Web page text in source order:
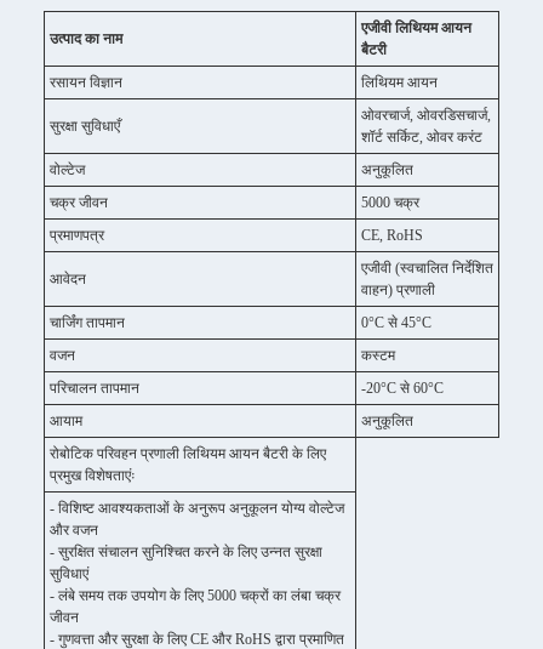
उत्पाद का नाम
एजीवी लिथियम आयन
बैटरी
रसायन विज्ञान
लिथियम आयन
सुरक्षा सुविधाएँ
ओवरचार्ज, ओवरडिसचार्ज,
शॉर्ट सर्किट, ओवर करंट
वोल्टेज
अनुकूलित
चक्र जीवन
5000 चक्र
प्रमाणपत्र
CE, RoHS
आवेदन
एजीवी (स्वचालित निर्देशित
वाहन) प्रणाली
चार्जिंग तापमान
0°C से 45°C
वजन
कस्टम
परिचालन तापमान
-20°C से 60°C
आयाम
अनुकूलित
रोबोटिक परिवहन प्रणाली लिथियम आयन बैटरी के लिए
प्रमुख विशेषताएंः
- विशिष्ट आवश्यकताओं के अनुरूप अनुकूलन योग्य वोल्टेज
और वजन
- सुरक्षित संचालन सुनिश्चित करने के लिए उन्नत सुरक्षा
सुविधाएं
- लंबे समय तक उपयोग के लिए 5000 चक्रों का लंबा चक्र
जीवन
- गुणवत्ता और सुरक्षा के लिए CE और RoHS द्वारा प्रमाणित